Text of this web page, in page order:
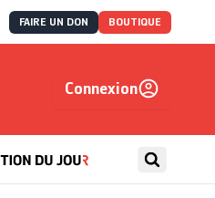
FAIRE UN DON BOUTIQUE
Connexion